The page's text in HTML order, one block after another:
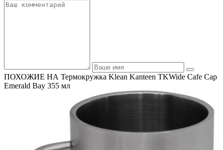
ПОХОЖИЕ НА Термокружка Klean Kanteen TKWide Cafe Cap
Emerald Bay 355 мл